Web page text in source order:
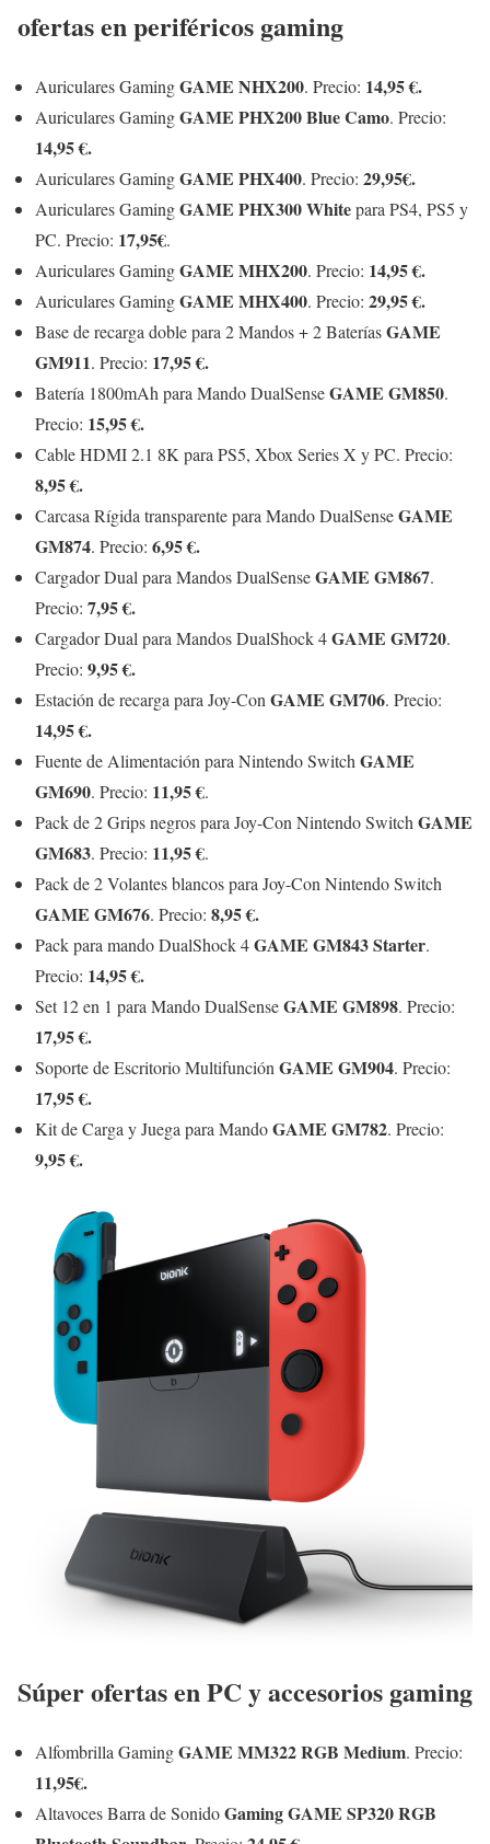
ofertas en periféricos gaming
Auriculares GamingGAME NHX200. Precio: 14,95 €.
Auriculares GamingGAME PHX200 Blue Camo. Precio:
14,95 €.
Auriculares GamingGAME PHX400. Precio: 29,95€.
Auriculares GamingGAME PHX300 Whitepara PS4, PS5 y
PC. Precio: 17,95€.
Auriculares GamingGAME MHX200. Precio: 14,95 €.
Auriculares GamingGAME MHX400. Precio: 29,95 €.
Base de recarga doble para 2 Mandos + 2 BateríasGAME
GM911. Precio: 17,95 €.
Batería 1800mAh para Mando DualSenseGAME GM850.
Precio: 15,95 €.
Cable HDMI 2.1 8K para PS5, Xbox Series X y PC. Precio:
8,95 €.
Carcasa Rígida transparente para Mando DualSenseGAME
GM874. Precio: 6,95 €.
Cargador Dual para Mandos DualSenseGAME GM867.
Precio: 7,95 €.
Cargador Dual para Mandos DualShock 4GAME GM720.
Precio: 9,95 €.
Estación de recarga para Joy-Con GAME GM706. Precio:
14,95 €.
Fuente de Alimentación para Nintendo Switch GAME
GM690. Precio: 11,95 €.
Pack de 2 Grips negros para Joy-Con Nintendo Switch GAME
GM683. Precio: 11,95 €.
Pack de 2 Volantes blancos para Joy-Con Nintendo Switch
GAME GM676. Precio: 8,95 €.
Pack para mando DualShock 4GAME GM843 Starter.
Precio: 14,95 €.
Set 12 en 1 para Mando DualSenseGAME GM898. Precio:
17,95 €.
Soporte de Escritorio Multifunción GAME GM904. Precio:
17,95 €.
Kit de Carga y Juega para MandoGAME GM782. Precio:
9,95 €.
Súper ofertas en PC y accesorios gaming
Alfombrilla GamingGAME MM322 RGB Medium. Precio:
11,95€.
Altavoces Barra de SonidoGaming GAME SP320 RGB